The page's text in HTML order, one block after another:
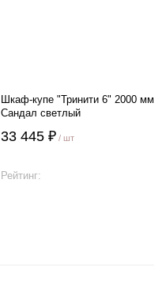
Шкаф-купе "Тринити 6" 2000 мм
Сандал светлый
33 445 ₽ / шт
Рейтинг: